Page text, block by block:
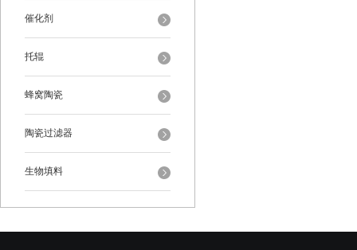
催化剂
托辊
蜂窝陶瓷
陶瓷过滤器
生物填料